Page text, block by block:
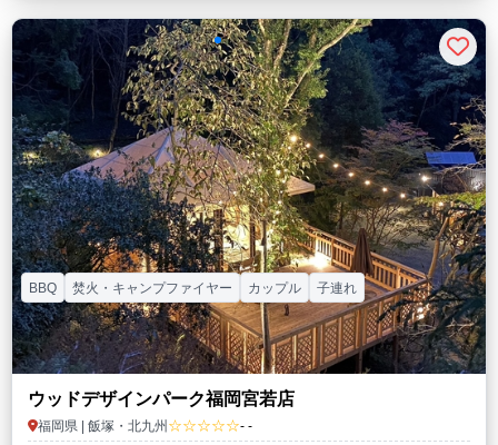
ウッドデザインパーク福岡宮若店
福岡県 | 飯塚・北九州 ☆☆☆☆☆- -
BBQ 焚火・キャンプファイヤー カップル 子連れ